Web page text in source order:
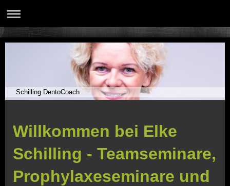
Schilling DentoCoach
Willkommen bei Elke
Schilling - Teamseminare,
Prophylaxeseminare und